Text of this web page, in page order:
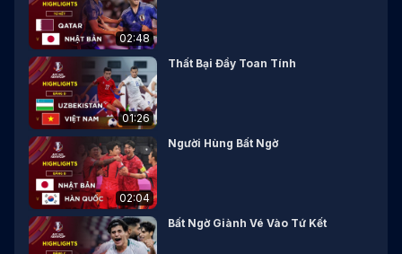
02:48
01:26
Thất Bại Đầy Toan Tính
02:04
Người Hùng Bất Ngờ
Bất Ngờ Giành Vé Vào Tứ Kết